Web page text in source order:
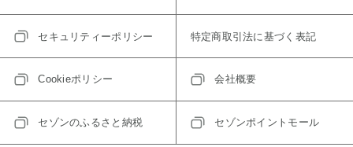
セキュリティーポリシー 特定商取引法に基づく表記
Cookieポリシー 会社概要
セゾンのふるさと納税 セゾンポイントモール